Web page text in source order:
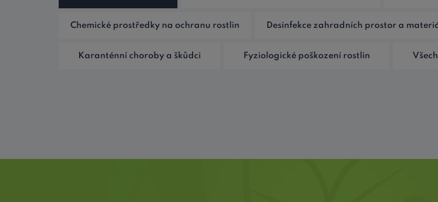
Chemické prostředky na ochranu rostlin Desinfekce zahradních prostor a
Karanténní choroby a škůdci Fyziologické poškození rostlin